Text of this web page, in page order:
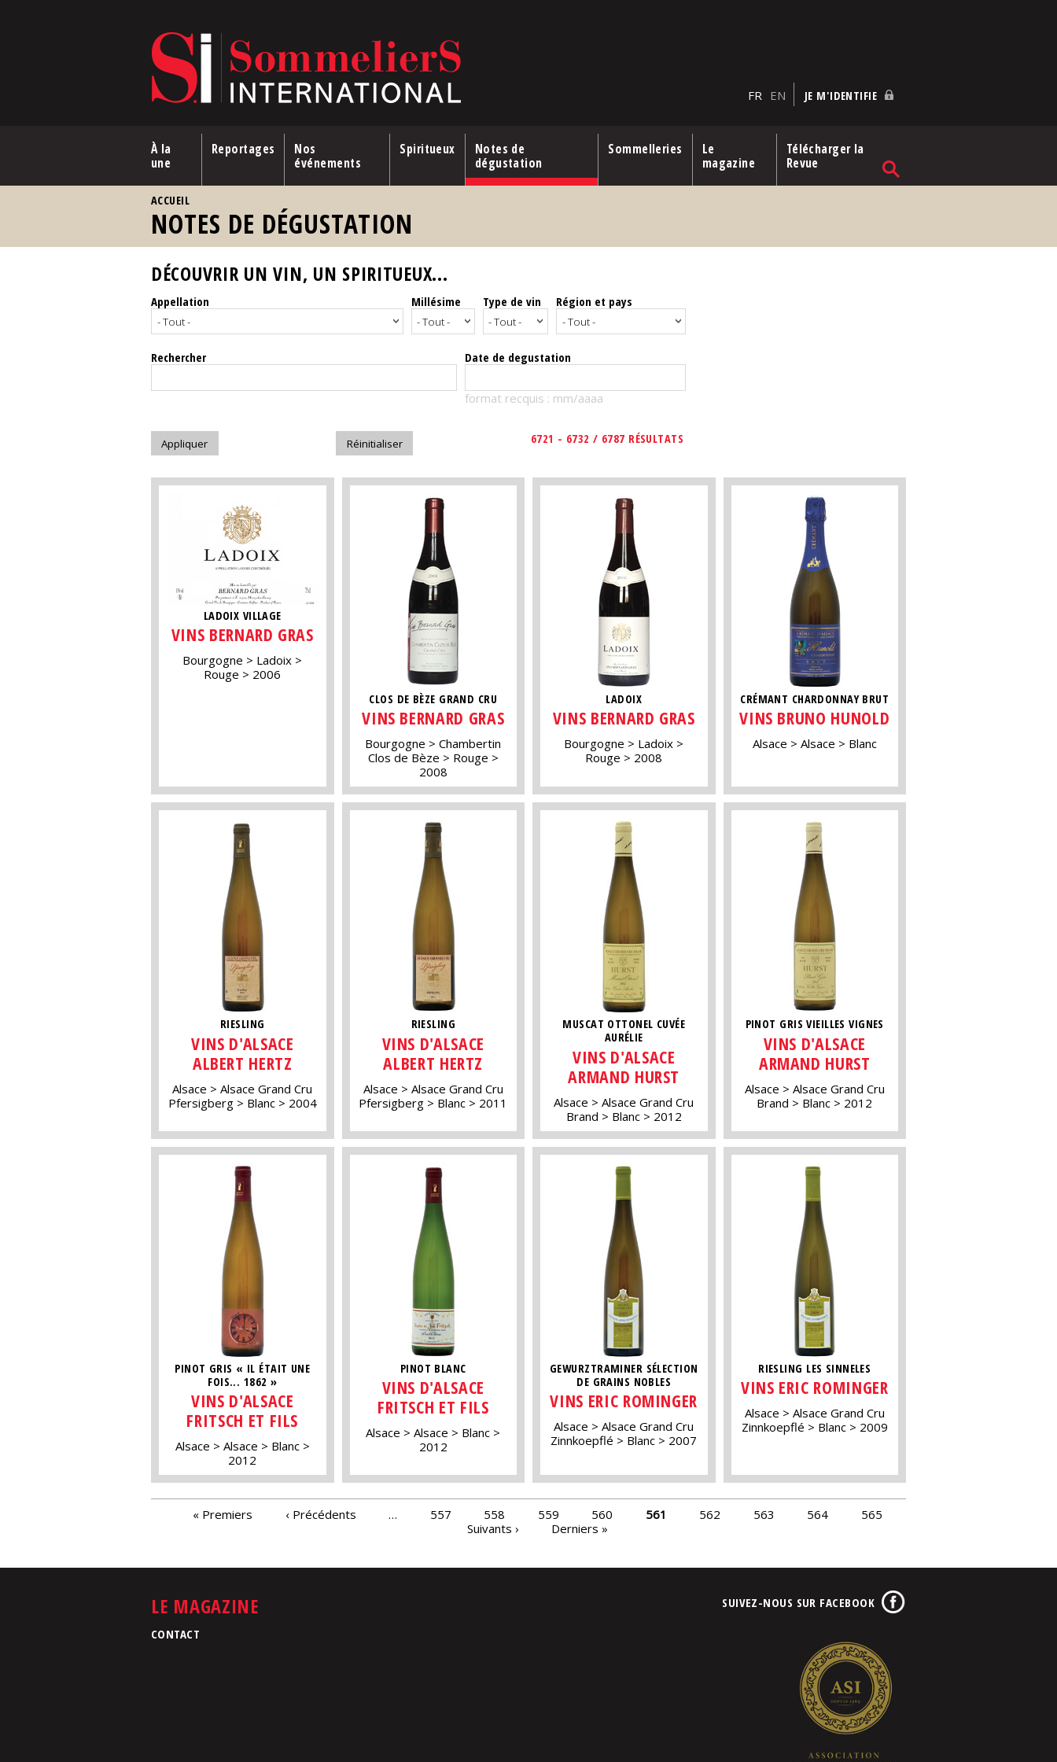
FR EN JE M'IDENTIFIE
À la
une
Reportages
Nos
événements
Spiritueux
Notes de
dégustation
Sommelleries
Le
magazine
Télécharger la
Revue
ACCUEIL
NOTES DE DÉGUSTATION
DÉCOUVRIR UN VIN, UN SPIRITUEUX...
Appellation Millésime Type de vin Région et pays
Rechercher Date de degustation
format recquis : mm/aaaa
6721 - 6732 / 6787 RÉSULTATS
LADOIX VILLAGE
VINS BERNARD GRAS
Bourgogne
Ladoix
Rouge
2006
CLOS DE BÈZE GRAND CRU
VINS BERNARD GRAS
Bourgogne
Chambertin
Clos de Bèze
Rouge
2008
LADOIX
VINS BERNARD GRAS
Bourgogne
Ladoix
Rouge
2008
CRÉMANT CHARDONNAY BRUT
VINS BRUNO HUNOLD
Alsace Alsace Blanc
RIESLING
VINS D'ALSACE
ALBERT HERTZ
Alsace
Alsace Grand Cru
Pfersigberg
Blanc 2004
RIESLING
VINS D'ALSACE
ALBERT HERTZ
Alsace
Alsace Grand Cru
Pfersigberg
Blanc 2011
MUSCAT OTTONEL CUVÉE
AURÉLIE
VINS D'ALSACE
ARMAND HURST
Alsace
Alsace Grand Cru
Brand
Blanc 2012
PINOT GRIS VIEILLES VIGNES
VINS D'ALSACE
ARMAND HURST
Alsace
Alsace Grand Cru
Brand
Blanc 2012
PINOT GRIS « IL ÉTAIT UNE
FOIS... 1862 »
VINS D'ALSACE
FRITSCH ET FILS
Alsace Alsace
Blanc
2012
PINOT BLANC
VINS D'ALSACE
FRITSCH ET FILS
Alsace Alsace
Blanc
2012
GEWURZTRAMINER SÉLECTION
DE GRAINS NOBLES
VINS ERIC ROMINGER
Alsace
Alsace Grand Cru
Zinnkoepflé
Blanc 2007
RIESLING LES SINNELES
VINS ERIC ROMINGER
Alsace
Alsace Grand Cru
Zinnkoepflé
Blanc 2009
PAGES« Premiers ‹ Précédents … 557 558 559 560 561 562 563 564
565
Suivants ›
Derniers »
LE MAGAZINE
CONTACT
SUIVEZ-NOUS SUR FACEBOOK